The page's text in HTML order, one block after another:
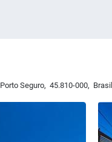
Porto Seguro, 45.810-000, Brasil